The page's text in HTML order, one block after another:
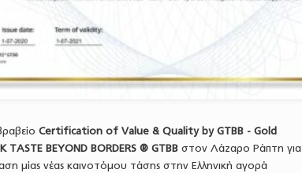
Certification of Value & Quality by GTBB - Gold
TASTE BEYOND BORDERS ® GTBB στον Λάζαρο Ράπτη για
μίας νέας καινοτόμου τάσης στην Ελληνική αγορά